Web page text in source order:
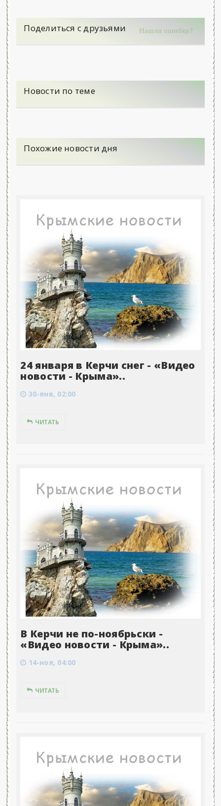
Поделиться с друзьями Нашли ошибку?
Новости по теме
Похожие новости дня
24 января в Керчи снег - «Видео
новости - Крыма»..
30-янв, 02:00
ЧИТАТЬ
В Керчи не по-ноябрьски -
«Видео новости - Крыма»..
14-ноя, 04:00
ЧИТАТЬ